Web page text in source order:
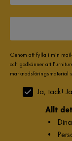
Genom att fylla i min
och godkänner att
marknadsföringsmaterial
Ja, tack!
Allt
•
•